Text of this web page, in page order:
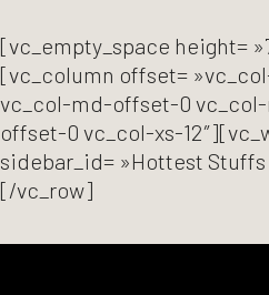
[vc_empty_space height=
[vc_column offset=
vc_col-md-offset-0
offset-0 vc_col-xs-
sidebar_id= »Hottest
[/vc_row]